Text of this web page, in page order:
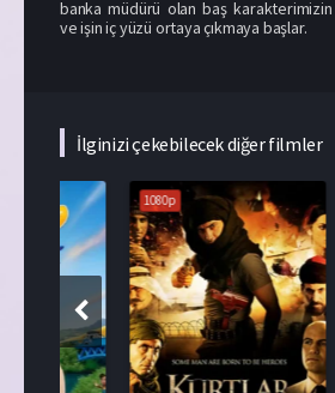
banka müdürü olan baş
ve işin iç yüzü ortaya çıkmaya başlar.
İlginizi çekebilecek diğer filmler
1080p
1080p